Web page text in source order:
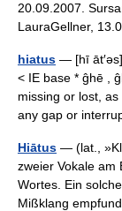
20.09.2007.
LauraGellner,
hiatus — [hī
< IE base * ĝhē ,
missing or lost,
any gap or
Hiātus — (lat.,
zweier Vokale am
Wortes. Ein
Mißklang